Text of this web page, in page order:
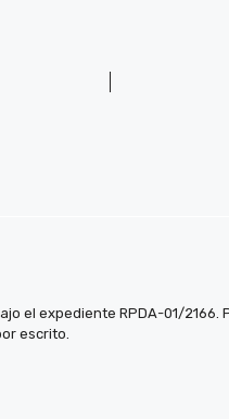
el expediente RPDA-01/
escrito.